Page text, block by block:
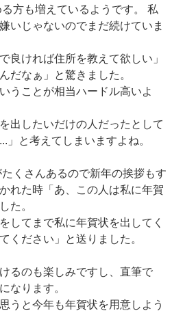
方も増えているようです。 私
いじゃないのでまだ続けていま
良ければ住所を教えて欲しい」
だなぁ」と驚きました。
うことが相当ハードル高いよ
出したいだけの人だったとして
と考えてしまいますよね。
くさんあるので新年の挨拶もす
れた時「あ、この人は私に年賀
た。
してまで私に年賀状を出してく
ください」と送りました。
るのも楽しみですし、直筆で
なります。
うと今年も年賀状を用意しよう